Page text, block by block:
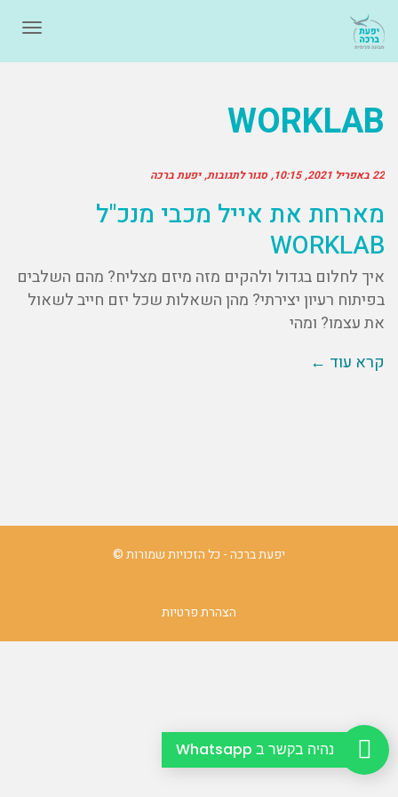
WORKLAB
22 באפריל 2021 10:15 סגור לתגובות יפעת ברכה
מארחת את אייל מכבי מנכ"ל
WORKLAB
איך לחלום בגדול ולהקים מזה מיזם מצליח? מהם השלבים
בפיתוח רעיון יצירתי? מהן השאלות שכל יזם חייב לשאול
את עצמו? ומהי
קרא עוד ←
יפעת ברכה - כל הזכויות שמורות ©
הצהרת פרטיות
נהיה בקשר ב Whatsapp